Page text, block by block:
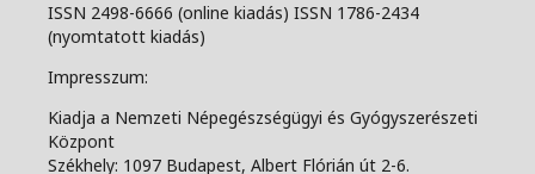
ISSN 2498-6666 (online kiadás) ISSN 1786-2434
(nyomtatott kiadás)
Impresszum:
Kiadja a Nemzeti Népegészségügyi és Gyógyszerészeti
Központ
Székhely: 1097 Budapest, Albert Flórián út 2-6.